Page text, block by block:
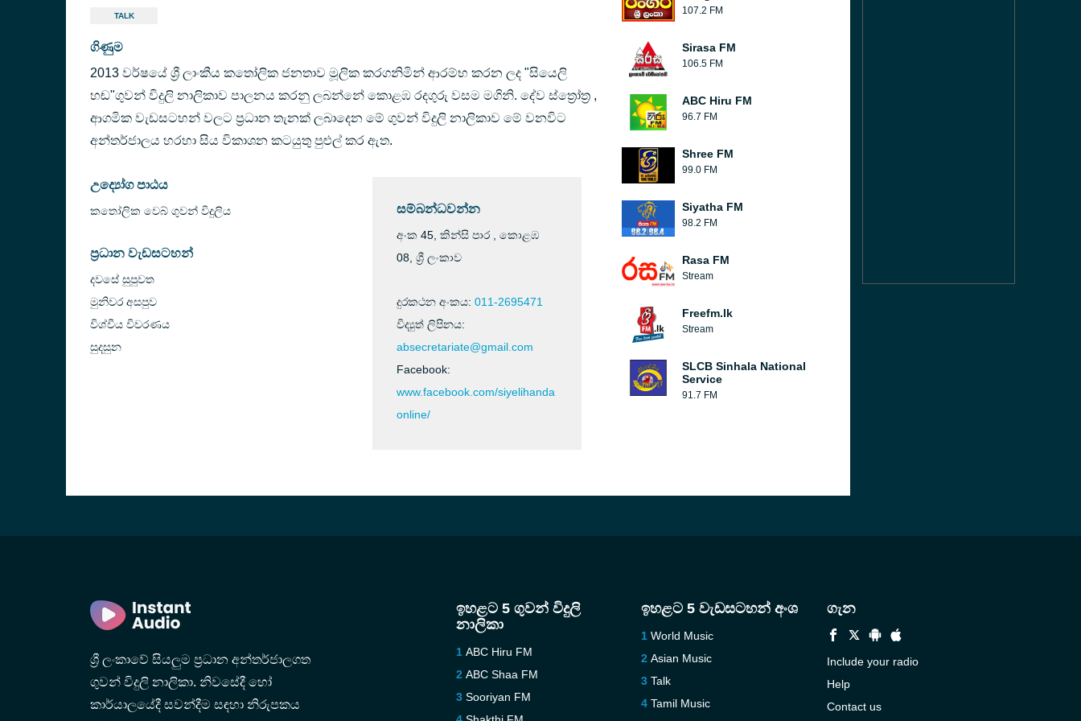
TALK
ගිණුම
2013 වර්ෂයේ ශ්‍රී ලාංකීය කතෝලික ජනතාව මූලික කරගනිමින් ආරම්භ කරන ලද "සියෙලි
හඬ"ගුවන් විදුලි නාලිකාව පාලනය කරනු ලබන්නේ කොළඹ රදගුරු වසම මගිනි. දේව ස්ත්‍රෝත්‍ර ,
ආගමික වැඩසටහන් වලට ප්‍රධාන තැනක් ලබාදෙන මේ ගුවන් විදුලි නාලිකාව මේ වනවිට
අන්තර්ජාලය හරහා සිය විකාශන කටයුතු පුළුල් කර ඇත.
උද්‍යෝග පාඨය
කතෝලික වෙබ් ගුවන් විදුලිය
ප්‍රධාන වැඩසටහන්
දවසේ සුපුවත
මුනිවර අසපුව
විශ්වීය විවරණය
සුදසුන
සම්බන්ධවන්න
අංක 45, කින්සි පාර , කොළඹ
08, ශ්‍රී ලංකාව
දුරකථන අංකය: 011-2695471
විද්‍යුත් ලිපිනය:
absecretariate@gmail.com
Facebook:
www.facebook.com/siyelihanda
online/
107.2 FM
Sirasa FM
106.5 FM
ABC Hiru FM
96.7 FM
Shree FM
99.0 FM
Siyatha FM
98.2 FM
Rasa FM
Stream
Freefm.lk
Stream
SLCB Sinhala National
Service
91.7 FM
ශ්‍රී ලංකාවේ සියලුම ප්‍රධාන අන්තර්ජාලගත
ගුවන් විදුලි නාලිකා. නිවසේදී හෝ
කාර්යාලයේදී සවන්දීම සඳහා නිරුපකය
ඉහළට 5 ගුවන් විදුලි
නාලිකා
ABC Hiru FM
ABC Shaa FM
Sooriyan FM
ඉහළට 5 වැඩසටහන් අංශ
World Music
Asian Music
Talk
Tamil Music
ගැන
Include your radio
Help
Contact us